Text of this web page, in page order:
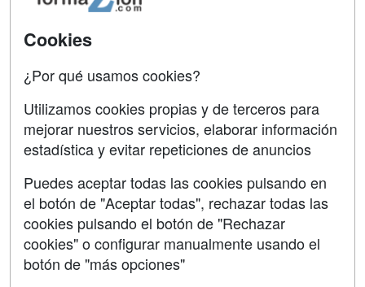
Acceso Centros
Contactar
Confidencialidad
Aviso legal
Copyleft
Cookies
¿Por qué usamos cookies?
Utilizamos cookies propias y de terceros para
mejorar nuestros servicios, elaborar información
estadística y evitar repeticiones de anuncios
Puedes aceptar todas las cookies pulsando en
el botón de "Aceptar todas", rechazar todas las
cookies pulsando el botón de "Rechazar
cookies" o configurar manualmente usando el
botón de "más opciones"